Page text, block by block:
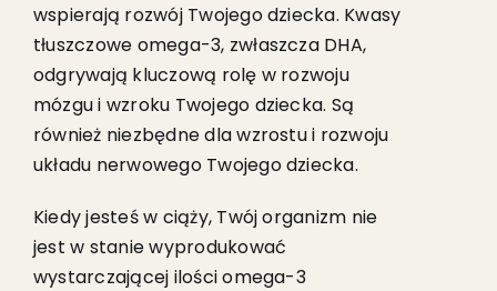
wspierają rozwój Twojego dziecka. Kwasy
tłuszczowe omega-3, zwłaszcza DHA,
odgrywają kluczową rolę w rozwoju
mózgu i wzroku Twojego dziecka. Są
również niezbędne dla wzrostu i rozwoju
układu nerwowego Twojego dziecka.
Kiedy jesteś w ciąży, Twój organizm nie
jest w stanie wyprodukować
wystarczającej ilości omega-3